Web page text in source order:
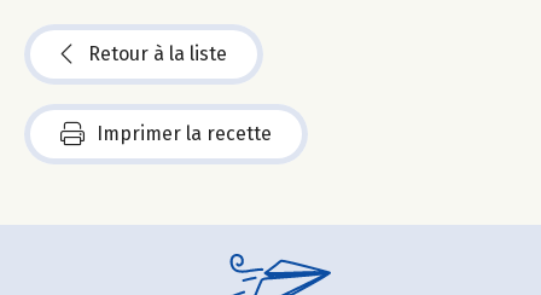
Retour à la liste
Imprimer la recette